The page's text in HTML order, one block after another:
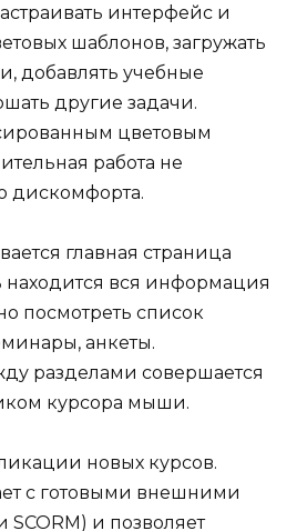
интерфейс и
шаблонов, загружать
добавлять учебные
другие задачи.
цветовым
работа не
дискомфорта.
главная страница
находится вся информация
посмотреть список
анкеты.
разделами совершается
курсора мыши.
новых курсов.
с готовыми внешними
и позволяет